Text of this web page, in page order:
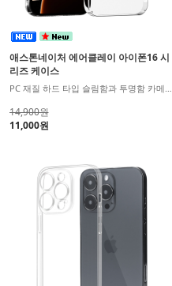
애스톤네이처 에어클레이 아이폰16 시
리즈 케이스
PC 재질 하드 타입 슬림함과 투명함 카메라 보호까지
14,900원
11,000원